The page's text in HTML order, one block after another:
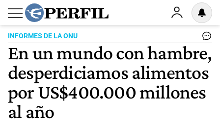
INFORMES DE LA ONU
En un mundo con hambre,
desperdiciamos alimentos
por US$400.000 millones
al año